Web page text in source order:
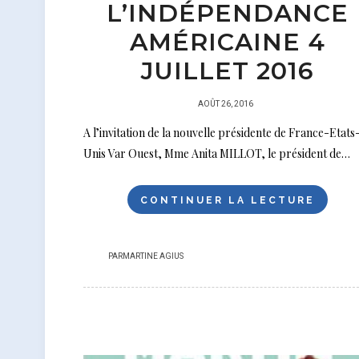
L’INDÉPENDANCE
AMÉRICAINE 4
JUILLET 2016
PUBLIÉ
AOÛT 26, 2016
A l’invitation de la nouvelle présidente de France-
Unis Var Ouest, Mme Anita MILLOT, le président de…
CONTINUER LA LECTURE
PARMARTINE AGIUS